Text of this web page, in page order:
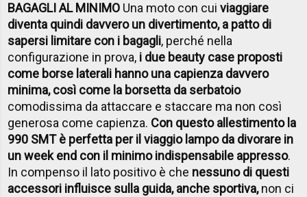
BAGAGLI AL MINIMO Una moto con cuiviaggiare
diventa quindi davvero un divertimento, a patto di
sapersi limitare con i bagagli, perché nella
configurazione in prova, i due beauty case proposti
come borse laterali hanno una capienza davvero
minima, così come la borsetta da serbatoio
comodissima da attaccare e staccare ma non così
generosa come capienza. Con questo allestimento la
990 SMT è perfetta per il viaggio lampo da divorare in
un week end con il minimo indispensabile appresso.
In compenso il lato positivo è che nessuno di questi
accessori influisce sulla guida, anche sportiva,non ci